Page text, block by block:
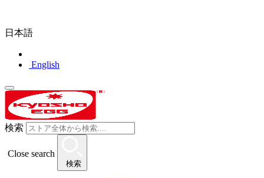
日本語
English
検索
Close search
検索